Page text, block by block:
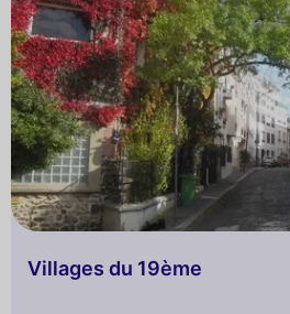
Villages du 19ème